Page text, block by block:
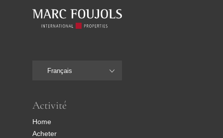
Français
Activité
Home
Acheter